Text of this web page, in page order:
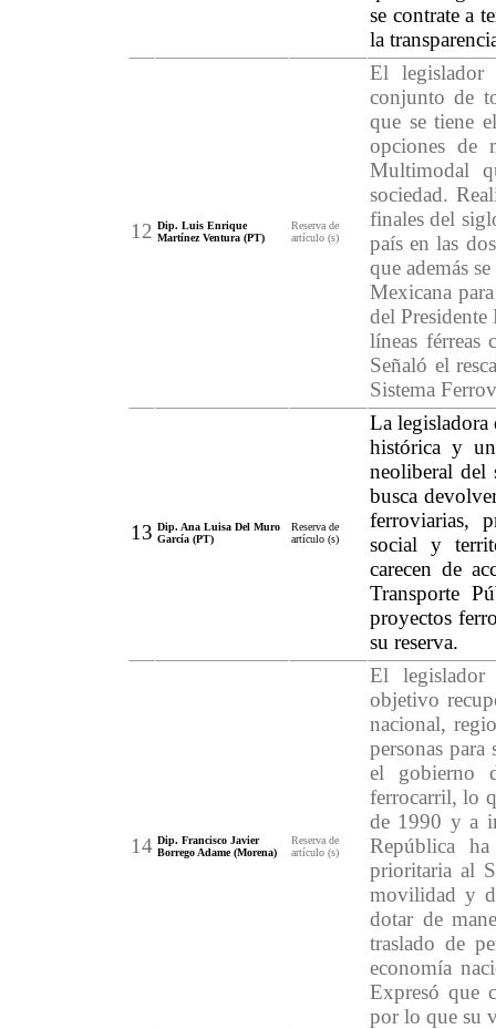
se contrate a
la
12 Dip. Luis Enrique
Martínez Ventura (PT)
Reserva de
artículo (s)
El legislador
conjunto de
que se tiene
opciones de
Multimodal
sociedad.
finales del
país en las
que además
Mexicana
del Presidente
líneas férreas
Señaló el
Sistema
13 Dip. Ana Luisa Del Muro
García (PT)
Reserva de
artículo (s)
La legisladora
histórica y
neoliberal del
busca
ferroviarias,
social y
carecen de
Transporte
proyectos
su reserva.
14 Dip. Francisco Javier
Borrego Adame (Morena)
Reserva de
artículo (s)
El legislador
objetivo
nacional,
personas
el gobierno
ferrocarril, lo
de 1990 y a
República
prioritaria al
movilidad y
dotar de
traslado de
economía
Expresó que
por lo que su